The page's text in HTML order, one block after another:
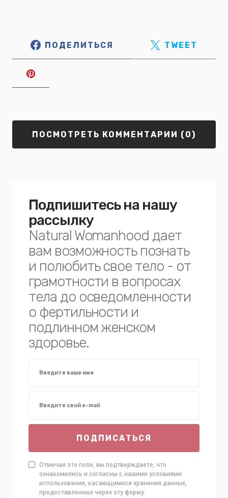
ПОДЕЛИТЬСЯ TWEET
ПОСМОТРЕТЬ КОММЕНТАРИИ (0)
Подпишитесь на нашу
рассылку
Natural Womanhood дает
вам возможность познать
и полюбить свое тело - от
грамотности в вопросах
тела до осведомленности
о фертильности и
подлинном женском
здоровье.
ПОДПИСАТЬСЯ
Отмечая это поле, вы подтверждаете, что
ознакомились и согласны с нашими условиями
использования, касающимися хранения данных,
предоставленных через эту форму.